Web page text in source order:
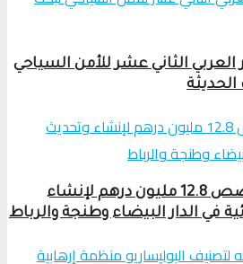
الثاني عشر للأمن السياحي
لجنة دعم السينما تخصص 12.8 مليون درهم لإنشاء
في الدار البيضاء وطنجة والرباط